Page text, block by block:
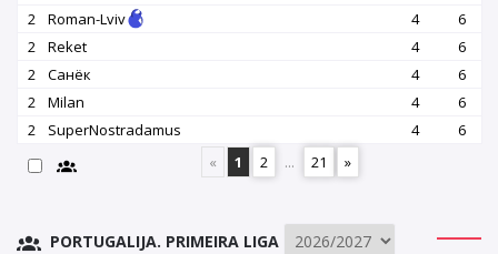
2
Roman-Lviv 4
6
2
Reket 4
6
2
Санёк 4
6
2
Milan 4
6
2
SuperNostradamus 4
6
«
1 2 ... 21 »
PORTUGALIJA. PRIMEIRA LIGA